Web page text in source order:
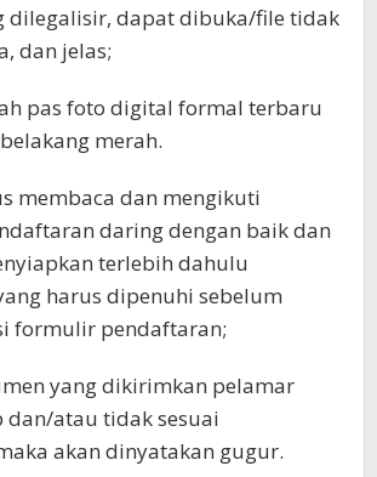
dilegalisir, dapat dibuka/file tidak
dan jelas;
pas foto digital formal terbaru
merah.
membaca dan mengikuti
daring dengan baik dan
terlebih dahulu
harus dipenuhi sebelum
formulir pendaftaran;
yang dikirimkan pelamar
dan/atau tidak sesuai
akan dinyatakan gugur.